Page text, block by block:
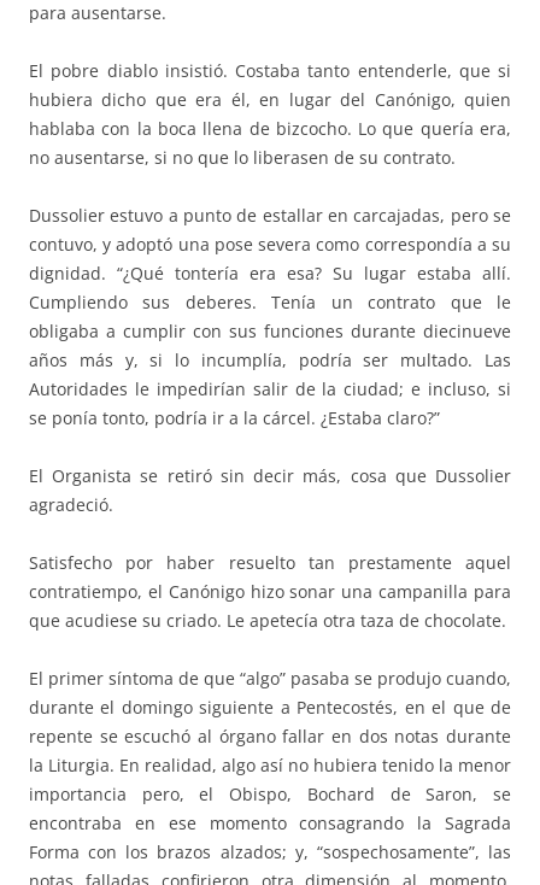
para ausentarse.
El pobre diablo insistió. Costaba tanto entenderle, que si
hubiera dicho que era él, en lugar del Canónigo, quien
hablaba con la boca llena de bizcocho. Lo que quería era,
no ausentarse, si no que lo liberasen de su contrato.
Dussolier estuvo a punto de estallar en carcajadas, pero se
contuvo, y adoptó una pose severa como correspondía a su
dignidad. “¿Qué tontería era esa? Su lugar estaba allí.
Cumpliendo sus deberes. Tenía un contrato que le
obligaba a cumplir con sus funciones durante diecinueve
años más y, si lo incumplía, podría ser multado. Las
Autoridades le impedirían salir de la ciudad; e incluso, si
se ponía tonto, podría ir a la cárcel. ¿Estaba claro?”
El Organista se retiró sin decir más, cosa que Dussolier
agradeció.
Satisfecho por haber resuelto tan prestamente aquel
contratiempo, el Canónigo hizo sonar una campanilla para
que acudiese su criado. Le apetecía otra taza de chocolate.
El primer síntoma de que “algo” pasaba se produjo cuando,
durante el domingo siguiente a Pentecostés, en el que de
repente se escuchó al órgano fallar en dos notas durante
la Liturgia. En realidad, algo así no hubiera tenido la menor
importancia pero, el Obispo, Bochard de Saron, se
encontraba en ese momento consagrando la Sagrada
Forma con los brazos alzados; y, “sospechosamente”, las